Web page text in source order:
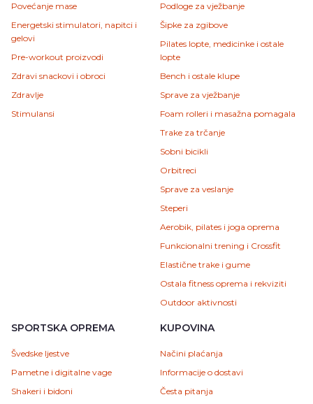
Povećanje mase
Energetski stimulatori, napitci i
gelovi
Pre-workout proizvodi
Zdravi snackovi i obroci
Zdravlje
Stimulansi
Podloge za vježbanje
Šipke za zgibove
Pilates lopte, medicinke i ostale
lopte
Bench i ostale klupe
Sprave za vježbanje
Foam rolleri i masažna pomagala
Trake za trčanje
Sobni bicikli
Orbitreci
Sprave za veslanje
Steperi
Aerobik, pilates i joga oprema
Funkcionalni trening i Crossfit
Elastične trake i gume
Ostala fitness oprema i rekviziti
Outdoor aktivnosti
SPORTSKA OPREMA
Švedske ljestve
Pametne i digitalne vage
Shakeri i bidoni
KUPOVINA
Načini plaćanja
Informacije o dostavi
Česta pitanja